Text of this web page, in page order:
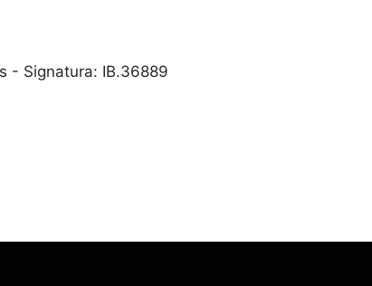
- Signatura: IB.36889